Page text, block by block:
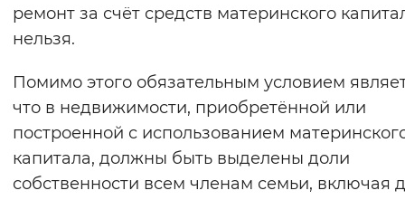
ремонт за счёт средств материнского
нельзя.
Помимо этого обязательным условием
что в недвижимости, приобретённой или
построенной с использованием
капитала, должны быть выделены доли
собственности всем членам семьи, включая